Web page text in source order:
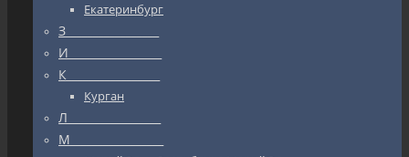
Екатеринбург
З_________________
И_________________
К_________________
Курган
Л_________________
М_________________